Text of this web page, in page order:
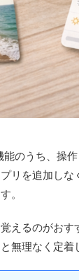
のうち、操
リを追加し
。
えるのがお
無理なく定着